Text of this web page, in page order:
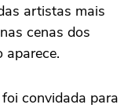
artistas mais
cenas dos
aparece.
convidada para